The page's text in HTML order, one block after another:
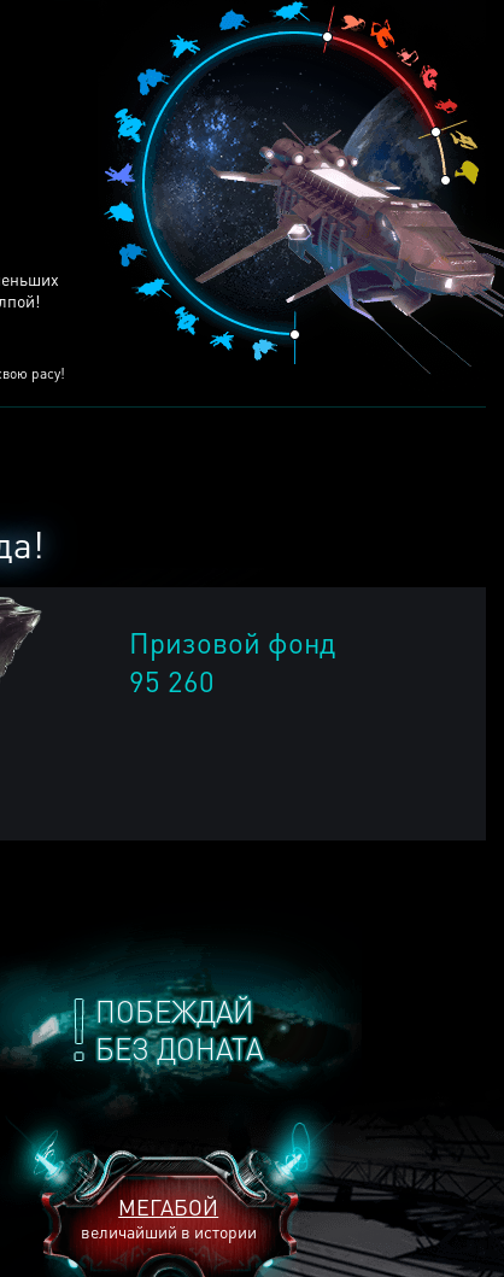
расу!
ПОБЕЖДАЙ
БЕЗ ДОНАТА
МЕГАБОЙ
величайший в истории
Призовой фонд
95 260